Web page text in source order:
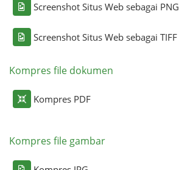
Screenshot Situs Web sebagai PNG
Screenshot Situs Web sebagai TIFF
Kompres file dokumen
Kompres PDF
Kompres file gambar